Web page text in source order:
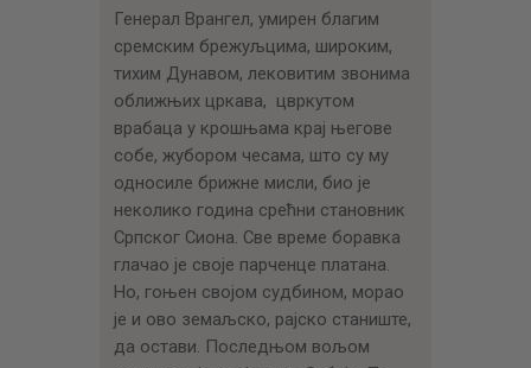
Генерал Врангел, умирен благим
сремским брежуљцима, широким,
тихим Дунавом, лековитим звонима
оближњих цркава, цвркутом
врабаца у крошњама крај његове
собе, жубором чесама, што су му
односиле брижне мисли, био је
неколико година срећни становник
Српског Сиона. Све време боравка
глачао је своје парченце платана.
Но, гоњен својом судбином, морао
је и ово земаљско, рајско станиште,
да остави. Последњом вољом